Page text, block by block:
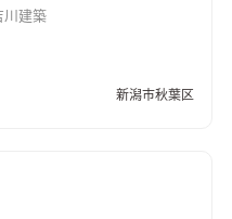
川建築
新潟市秋葉区